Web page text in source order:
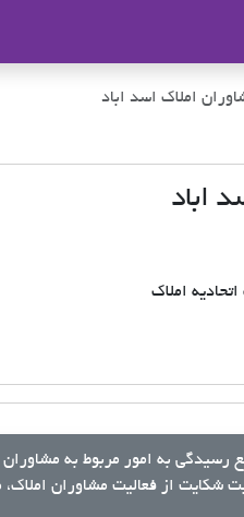
املاک اسد اباد
اباد
املاک
رسیدگی به امور مربوط به مشاوران
از فعالیت مشاوران املاک،